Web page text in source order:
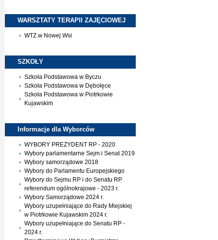
WARSZTATY TERAPII ZAJĘCIOWEJ
WTZ w Nowej Wsi
SZKOŁY
Szkoła Podstawowa w Byczu
Szkoła Podstawowa w Dębołęce
Szkoła Podstawowa w Piotrkowie
Kujawskim
Informacje dla Wyborców
WYBORY PREZYDENT RP - 2020
Wybory parlamentarne Sejm i Senat 2019
Wybory samorządowe 2018
Wybory do Parlamentu Europejskiego
Wybory do Sejmu RP i do Senatu RP
referendum ogólnokrajowe - 2023 r.
Wybory Samorządowe 2024 r.
Wybory uzupełniające do Rady Miejskiej
w Piotrkowie Kujawskim 2024 r.
Wybory uzupełniające do Senatu RP -
2024 r.